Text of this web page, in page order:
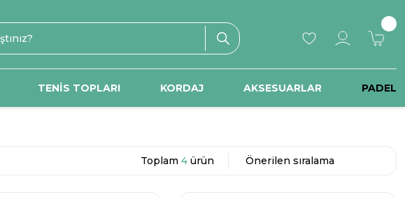
TENİS TOPLARI KORDAJ AKSESUARLAR PADEL
Toplam 4 ürün